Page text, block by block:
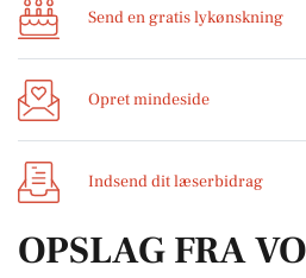
Send en gratis lykønskning
Opret mindeside
Indsend dit læserbidrag
OPSLAG FRA